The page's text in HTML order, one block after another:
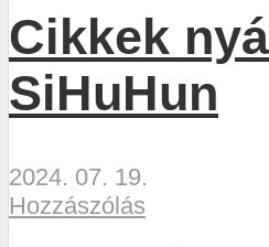
Cikkek
SiHuHun
2024. 07. 19.
Hozzászólás